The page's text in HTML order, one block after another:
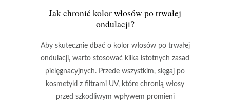
Jak chronić kolor włosów po trwałej
ondulacji?
Aby skutecznie dbać o kolor włosów po trwałej
ondulacji, warto stosować kilka istotnych zasad
pielęgnacyjnych. Przede wszystkim, sięgaj po
kosmetyki z filtrami UV, które chronią włosy
przed szkodliwym wpływem promieni